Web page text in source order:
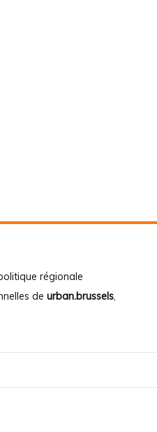
régionale
de urban.brussels,